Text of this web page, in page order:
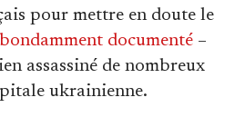
pour mettre en doute le
documenté –
assassiné de nombreux
ukrainienne.